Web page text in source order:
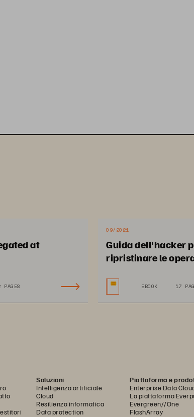
at
PAGES
09/2021
Guida dell'hacker
ripristinare le
EBOOK 17
Soluzioni
Intelligenza artificiale
Cloud
Resilienza informatica
Data protection
Piattaforma e
Enterprise Data
La piattaforma
Evergreen//One
FlashArray